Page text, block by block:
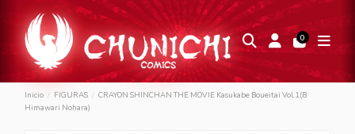
0
Inicio FIGURAS
CRAYON SHINCHAN THE MOVIE Kasukabe Boueitai Vol.1(B
Himawari Nohara)